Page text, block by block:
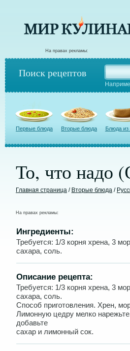
На правах рекламы:
Поиск рецептов
Первые блюда Вторые блюда Блюда из
То, что надо
Главная страница / Вторые блюда /
На правах рекламы:
Ингредиенты:
Требуется: 1/3 корня хрена, 3
сахара, соль.
Описание рецепта:
Требуется: 1/3 корня хрена, 3
сахара, соль.
Способ приготовления. Хрен,
Лимонную цедру мелко
добавьте
сахар и лимонный сок.